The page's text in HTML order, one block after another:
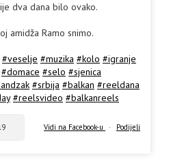
dva dana bilo ovako.
amidža Ramo snimo.
#veselje #muzika #kolo #igranje
#domace #selo #sjenica
#srbija #balkan #reeldana
#reelsvideo #balkanreels
Vidi na Facebook-u · Podijeli